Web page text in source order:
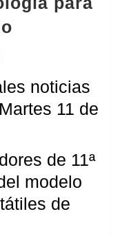
noticias
11 de
de 11ª
modelo
de